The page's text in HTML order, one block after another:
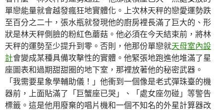
單戀能量就會越發瘋狂地實體化。上次林天秤的戀愛運勢跌
至百分之二十，張水瓶就發現他的廚房裡長滿了巨大的、形
狀是林天秤側臉的粉紅色蘑菇。他必須在今天結束前，將林
天秤的運勢至少提升到零。否則，他那份單戀就天母室內設
計會變成某種具備攻擊性的實體。他緊張地跑進他堆滿了星
座圖表和過期甜甜圈的地下室，那裡放著他的秘密武器。
「我需要星象學輔助儀！」他衝到一個像是老式彈珠臺的機
器前，上面貼滿了「巨蟹座已哭」、「處女座勿碰」等警告
標籤。這是他用廢棄的唱片機和一個不知名的外星計算器改